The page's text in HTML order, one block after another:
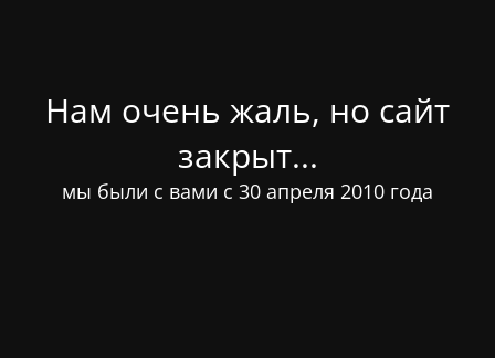
Нам очень жаль, но сайт
закрыт...
мы были с вами с 30 апреля 2010 года